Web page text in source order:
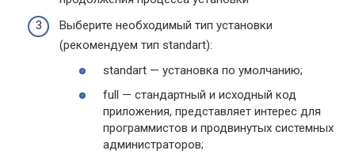
Выберите необходимый тип установки
(рекомендуем тип standart):
standart — установка по умолчанию;
full — стандартный и исходный код
приложения, представляет интерес для
программистов и продвинутых системных
администраторов;